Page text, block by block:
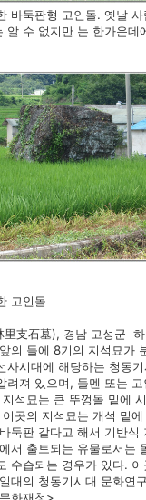
바둑판형 고인돌. 옛날 사
알 수 없지만 논 한가운데
고인돌
里支石墓), 경남 고성군
의 들에 8기의 지석묘가
사시대에 해당하는 청동
려져 있으며, 돌멘 또는
석묘는 큰 뚜껑돌 밑에
곳의 지석묘는 개석 밑
둑판 같다고 해서 기반식
서 출토되는 유물로서는
수습되는 경우가 있다.
대의 청동기시대 문화연
화재청>